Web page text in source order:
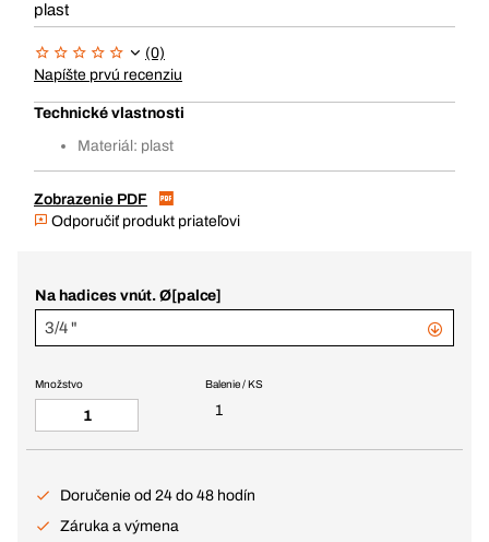
plast
(0)
Napíšte prvú recenziu
Technické vlastnosti
Materiál: plast
Zobrazenie PDF
Odporučiť produkt priateľovi
Na hadices vnút. Ø[palce]
3/4 "
Balenie / KS
1
Množstvo
Doručenie od 24 do 48 hodín
Záruka a výmena